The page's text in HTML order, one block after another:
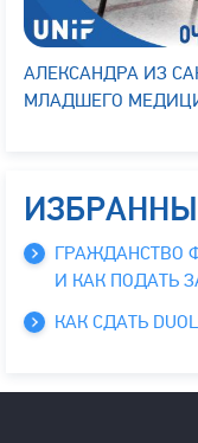
АЛЕКСАНДРА ИЗ
МЛАДШЕГО
ГРАЖДАНСТВО
И КАК ПОДАТЬ
КАК СДАТЬ